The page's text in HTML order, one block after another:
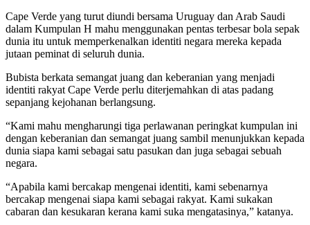
Cape Verde yang turut diundi bersama Uruguay dan Arab Saudi
dalam Kumpulan H mahu menggunakan pentas terbesar bola sepak
dunia itu untuk memperkenalkan identiti negara mereka kepada
jutaan peminat di seluruh dunia.
Bubista berkata semangat juang dan keberanian yang menjadi
identiti rakyat Cape Verde perlu diterjemahkan di atas padang
sepanjang kejohanan berlangsung.
“Kami mahu mengharungi tiga perlawanan peringkat kumpulan ini
dengan keberanian dan semangat juang sambil menunjukkan kepada
dunia siapa kami sebagai satu pasukan dan juga sebagai sebuah
negara.
“Apabila kami bercakap mengenai identiti, kami sebenarnya
bercakap mengenai siapa kami sebagai rakyat. Kami sukakan
cabaran dan kesukaran kerana kami suka mengatasinya,” katanya.